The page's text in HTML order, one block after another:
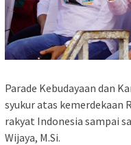
Parade Kebudayaan dan
syukur atas kemerdekaan
rakyat Indonesia sampai
Wijaya, M.Si.